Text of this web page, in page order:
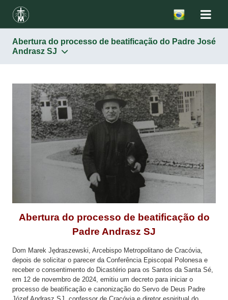
Abertura do processo de beatificação do Padre José
Andrasz SJ
Abertura do processo de beatificação do
Padre Andrasz SJ
Dom Marek Jędraszewski, Arcebispo Metropolitano de Cracóvia,
depois de solicitar o parecer da Conferência Episcopal Polonesa e
receber o consentimento do Dicastério para os Santos da Santa Sé,
em 12 de novembro de 2024, emitiu um decreto para iniciar o
processo de beatificação e canonização do Servo de Deus Padre